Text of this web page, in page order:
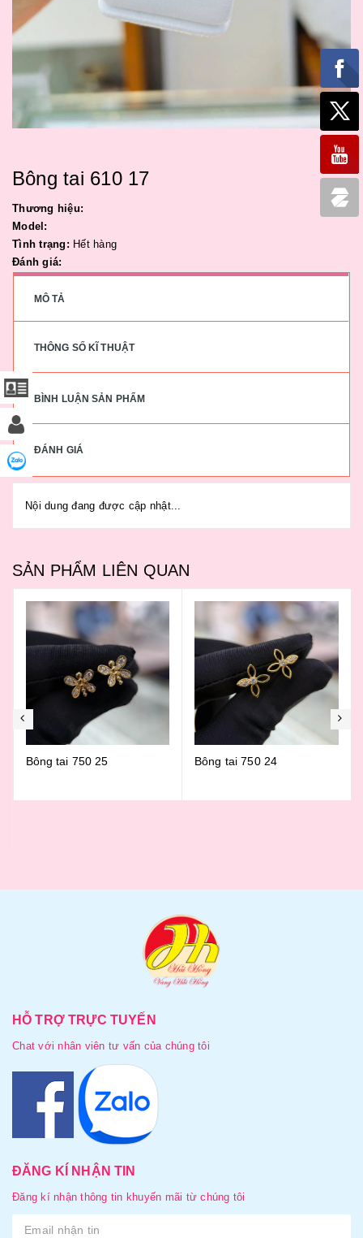
Bông tai 610 17
Thương hiệu:
Model:
Tình trạng: Hết hàng
Đánh giá:
MÔ TẢ
THÔNG SỐ KĨ THUẬT
BÌNH LUẬN SẢN PHẨM
ĐÁNH GIÁ
Nội dung đang được cập nhật...
SẢN PHẨM LIÊN QUAN
Bông tai 750 25 Bông tai 750 24
HỖ TRỢ TRỰC TUYẾN
Chat với nhân viên tư vấn của chúng tôi
ĐĂNG KÍ NHẬN TIN
Đăng kí nhận thông tin khuyến mãi từ chúng tôi